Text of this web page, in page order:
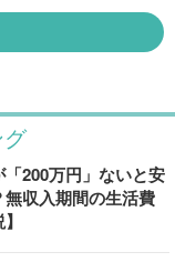
グ
200万円」ないと安
収入期間の生活費